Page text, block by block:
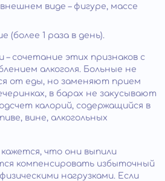
виде – фигуре, массе
(более 1 раза в день).
– сочетание этих признаков с
алкоголя. Больные не
от еды, но заменяют прием
в барах не закусывают
калорий, содержащийся в
вине, алкогольных
что они выпили
компенсировать избыточный
нагрузками. Если